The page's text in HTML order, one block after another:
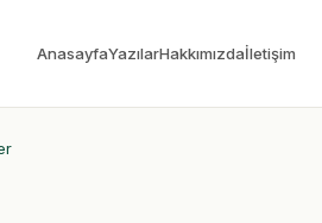
AnasayfaYazılarHakkımızdaİletişim